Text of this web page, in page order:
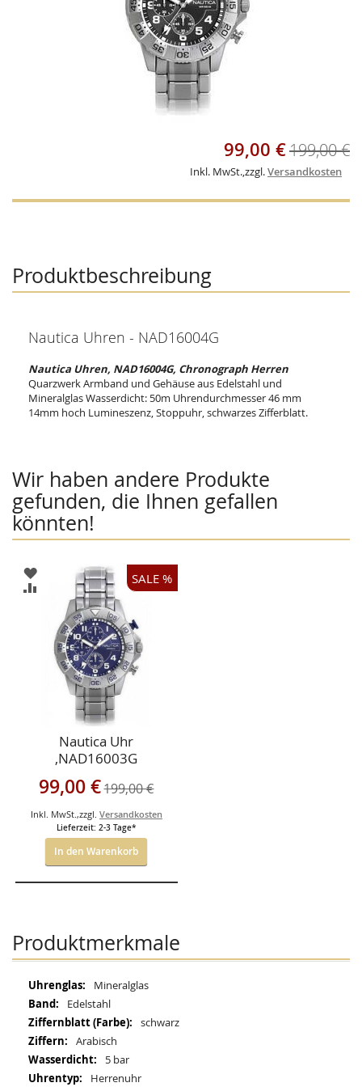
of
Sonderangebot
99,00 €199,00 €
Inkl. MwSt.,zzgl.Versandkosten
Produktbeschreibung
Nautica Uhren - NAD16004G
Nautica Uhren, NAD16004G, Chronograph Herren
Quarzwerk Armband und Gehäuse aus Edelstahl und
Mineralglas Wasserdicht: 50m Uhrendurchmesser 46 mm
14mm hoch Lumineszenz, Stoppuhr, schwarzes Zifferblatt.
Wir haben andere Produkte
gefunden, die Ihnen gefallen
könnten!
SALE %
ZUR
WUNSCHLISTE
HINZUFÜGEN
ZUR
VERGLEICHSLISTE
HINZUFÜGEN
Nautica Uhr
,NAD16003G
Sonderangebot
99,00 €199,00 €
Inkl. MwSt. ,zzgl. Versandkosten
Lieferzeit: 2-3 Tage*
In den Warenkorb
Produktmerkmale
Mehr
Informationen
Mineralglas
Edelstahl
schwarz
Arabisch
5 bar
Herrenuhr